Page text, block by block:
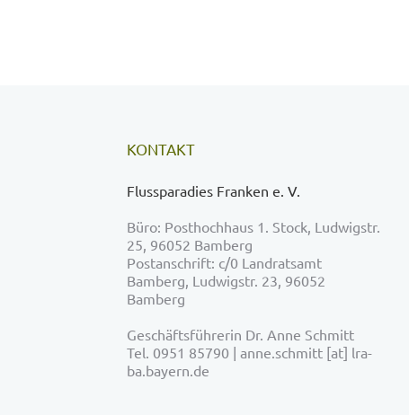
KONTAKT
Flussparadies Franken e. V.
Büro: Posthochhaus 1. Stock, Ludwigstr.
25, 96052 Bamberg
Postanschrift: c/0 Landratsamt
Bamberg, Ludwigstr. 23, 96052
Bamberg
Geschäftsführerin Dr. Anne Schmitt
Tel. 0951 85790 | anne.schmitt [at] lra-
ba.bayern.de